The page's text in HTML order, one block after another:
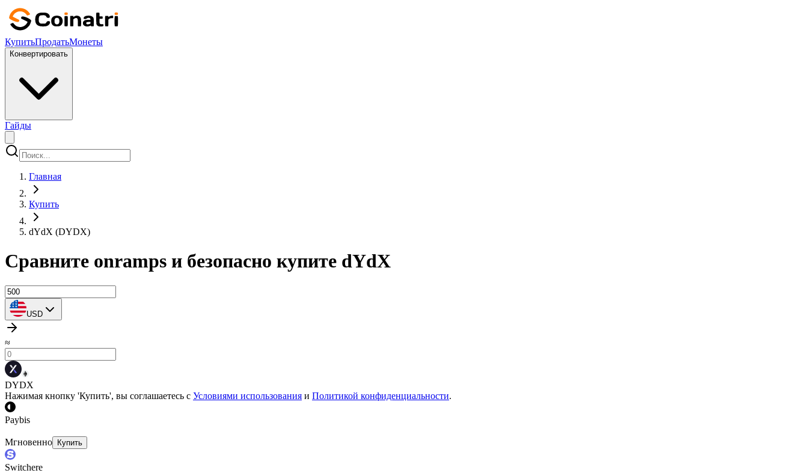
КупитьПродатьМонеты
Конвертировать
Гайды
Главная
Купить
dYdX (DYDX)
Сравните onramps и безопасно купите dYdX
USD
≈
DYDX
Нажимая кнопку 'Купить', вы соглашаетесь с Условиями использования и Политикой конфиденциальности.
Paybis
Мгновенно Купить
Switchere